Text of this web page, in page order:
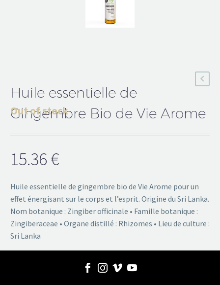
Huile essentielle de
Gingembre Bio de Vie Arome
15.36 €
Huile essentielle de gingembre bio de Vie Arome pour un
effet énergisant sur le corps et l’esprit. Origine du Sri Lanka.
Nom botanique : Zingiber officinale • Famille botanique :
Zingiberaceae • Organe distillé : Rhizomes • Lieu de culture :
Sri Lanka
Out of stock